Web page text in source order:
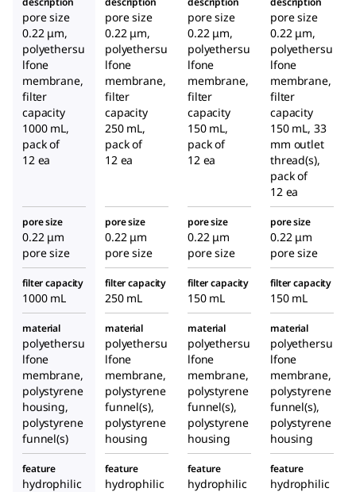
®per la
filtrazion
e
sottovuo
to
®per la
filtrazion
e
sottovuo
to
®per la
filtrazion
e
sottovuo
to
pore size
0.22 μm,
polyethersu
lfone
membrane,
filter
capacity
1000 mL,
pack of
12 ea
pore size
0.22 μm,
polyethersu
lfone
membrane,
filter
capacity
250 mL,
pack of
12 ea
pore size
0.22 μm,
polyethersu
lfone
membrane,
filter
capacity
150 mL,
pack of
12 ea
pore size
0.22 μm,
polyethersu
lfone
membrane,
filter
capacity
150 mL, 33
mm outlet
thread(s),
pack of
12 ea
pore size
0.22 μm
pore size
pore size
0.22 μm
pore size
pore size
0.22 μm
pore size
pore size
0.22 μm
pore size
filter capacity
1000 mL
filter capacity
250 mL
filter capacity
150 mL
filter capacity
150 mL
material
polyethersu
lfone
membrane,
polystyrene
housing,
polystyrene
funnel(s)
material
polyethersu
lfone
membrane,
polystyrene
funnel(s),
polystyrene
housing
material
polyethersu
lfone
membrane,
polystyrene
funnel(s),
polystyrene
housing
material
polyethersu
lfone
membrane,
polystyrene
funnel(s),
polystyrene
housing
feature
hydrophilic
feature
hydrophilic
feature
hydrophilic
feature
hydrophilic